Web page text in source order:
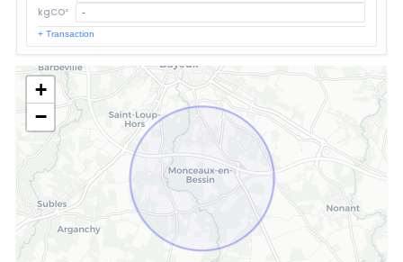
kgCO²
+ Transaction
+
−